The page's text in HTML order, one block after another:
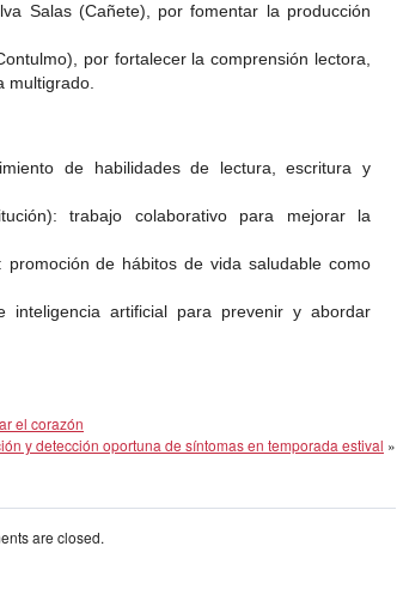
Salas (Cañete), por fomentar la producción
por fortalecer la comprensión lectora,
multigrado.
de habilidades de lectura, escritura y
trabajo colaborativo para mejorar la
de hábitos de vida saludable como
inteligencia artificial para prevenir y abordar
el corazón
y detección oportuna de síntomas en temporada estival »
are closed.